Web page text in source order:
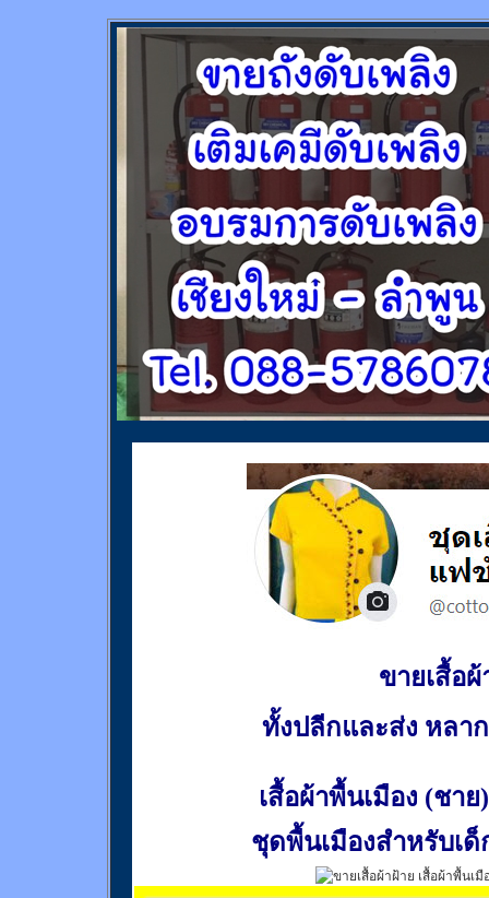
ขายเสื้อผ้
ทั้งปลีกและส่ง หลา
เสื้อผ้าพื้นเมือง (ชาย)
ชุดพื้นเมืองสำหรับเด็